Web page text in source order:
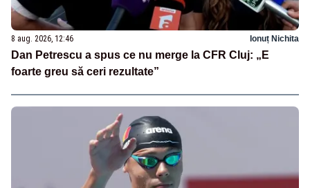
8 aug. 2026, 12:46 Ionuț Nichita
Dan Petrescu a spus ce nu merge la CFR Cluj: „E
foarte greu să ceri rezultate”